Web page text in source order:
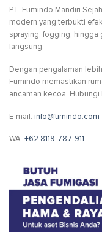
PT. Fumindo Mandiri
modern yang terbukti
spraying, fogging,
langsung.
Dengan pengalaman
Fumindo memastikan
ancaman kecoa.
E-mail: info@fumindo.com
WA: +62 8119-787-911